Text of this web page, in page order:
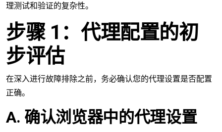
理测试和验证的复杂性。
步骤 1：代理配置的初
步评估
在深入进行故障排除之前，务必确认您的代理设置是否配置
正确。
A. 确认浏览器中的代理设置